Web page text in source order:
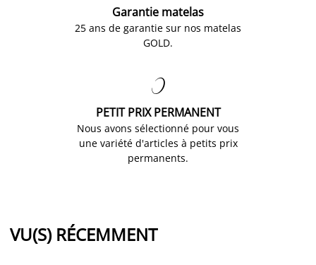
Garantie matelas
25 ans de garantie sur nos matelas
GOLD.

PETIT PRIX PERMANENT
Nous avons sélectionné pour vous
une variété d'articles à petits prix
permanents.
VU(S) RÉCEMMENT